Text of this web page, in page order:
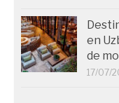
en
de
17/07/